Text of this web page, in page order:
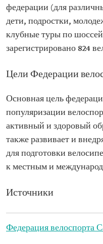
федерации (для
дети, подростки,
клубные туры по
зарегистрировано 824
Цели Федерации
Основная цель
популяризации
активный и здоровый
также развивает и
для подготовки
к местным и
Источники
Федерация велоспорта